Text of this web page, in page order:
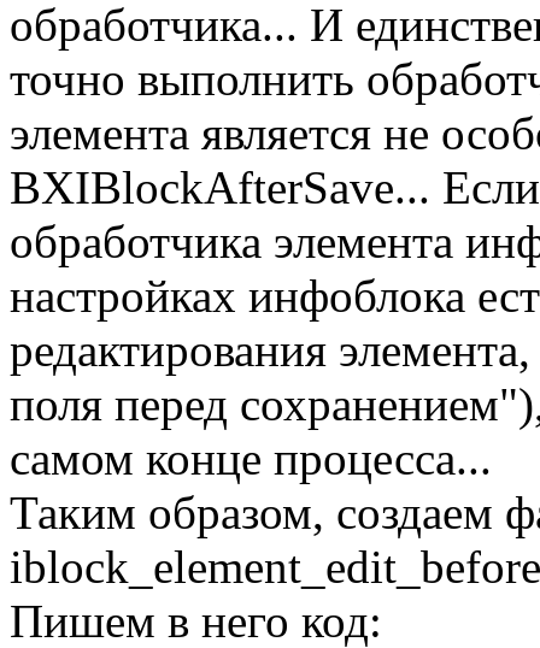
обработчика... И
точно выполнить
элемента является не
BXIBlockAfterSave... Если
обработчика элемента
настройках инфоблока
редактирования
поля перед
самом конце процесса...
Таким образом, создаем
Пишем в него код: